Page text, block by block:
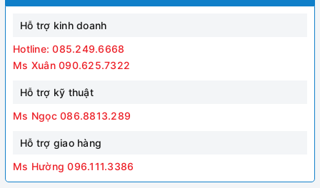
Hỗ trợ kinh doanh
Hotline: 085.249.6668
Ms Xuân 090.625.7322
Hỗ trợ kỹ thuật
Ms Ngọc 086.8813.289
Hỗ trợ giao hàng
Ms Hường 096.111.3386